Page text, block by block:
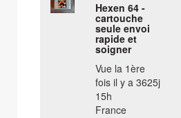
Hexen 64 -
cartouche
seule envoi
rapide et
soigner
Vue la 1ère
fois il y a 3625j
15h
France